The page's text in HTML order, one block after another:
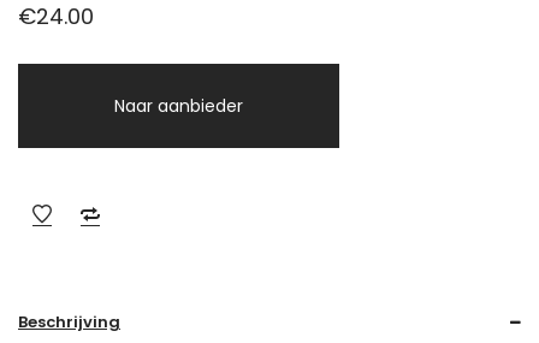
€24.00
Naar aanbieder
Beschrijving